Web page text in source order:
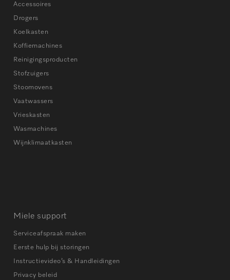
Accessoires
Drogers
Koelkasten
Koffiemachines
Reinigingsproducten
Stofzuigers
Stoomovens
Vaatwassers
Vrieskasten
Wasmachines
Wijnklimaatkasten
Miele support
Serviceafspraak maken
Eerste hulp bij storingen
Instructievideo’s & Handleidingen
Privacy beleid